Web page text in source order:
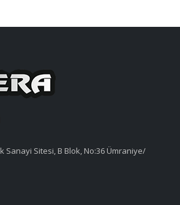
Sanayi Sitesi, B Blok, No:36 Ümraniye/